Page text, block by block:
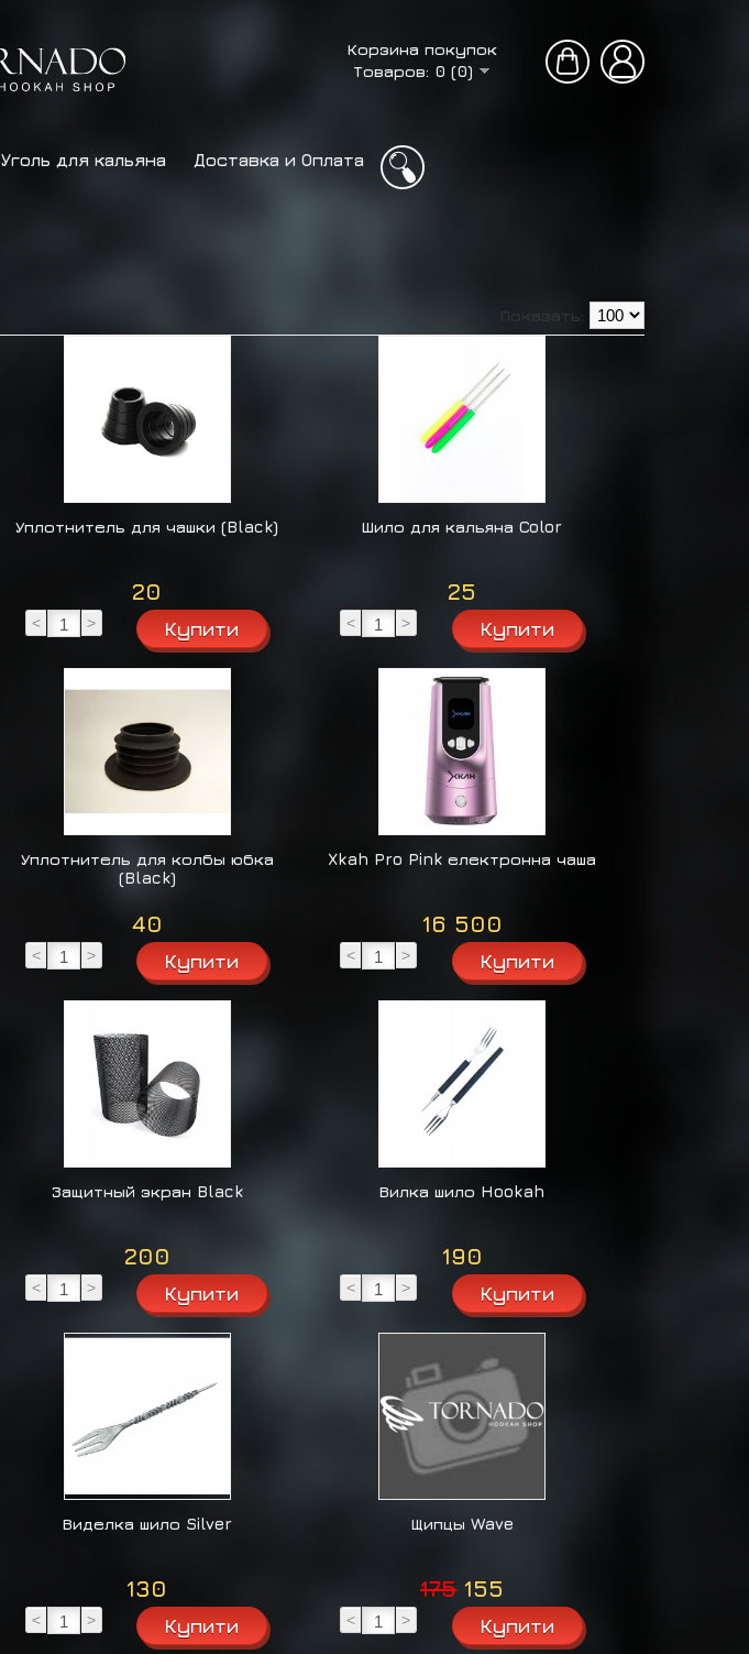
Корзина покупок
Товаров: 0 (0)
Уголь для кальяна Доставка и Оплата
Показать:
Уплотнитель для чашки (Black)
20
< >
Шило для кальяна Color
25
< >
Уплотнитель для колбы юбка
(Black)
40
< >
Xkah Pro Pink електронна чаша
16 500
< >
Защитный экран Black
200
< >
Вилка шило Hookah
190
< >
Виделка шило Silver
130
< >
Щипцы Wave
175 155
< >